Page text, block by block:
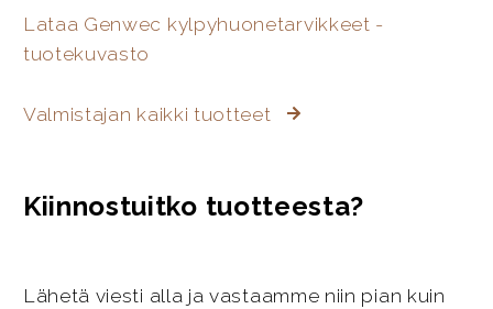
Lataa Genwec kylpyhuonetarvikkeet -
tuotekuvasto
Valmistajan kaikki tuotteet
Kiinnostuitko tuotteesta?
Lähetä viesti alla ja vastaamme niin pian kuin